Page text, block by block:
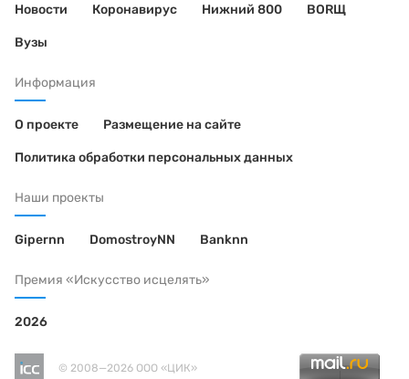
Новости Коронавирус Нижний 800 BORЩ
Вузы
Информация
О проекте Размещение на сайте
Политика обработки персональных данных
Наши проекты
Gipernn DomostroyNN Banknn
Премия «Искусство исцелять»
2026
© 2008—2026 ООО «ЦИК»